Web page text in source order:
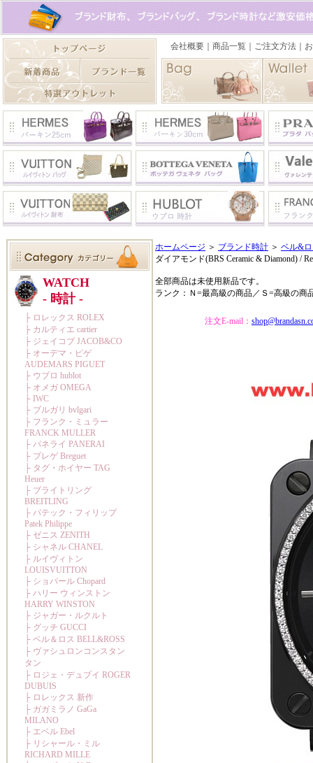
ホームページ ＞ ブランド時計 ＞ ベル&
ダイアモンド(BRS Ceramic & Diamond) /
全部商品は未使用新品です。
ランク：Ｎ=最高級の商品／Ｓ=高級の商
注文E-mail：